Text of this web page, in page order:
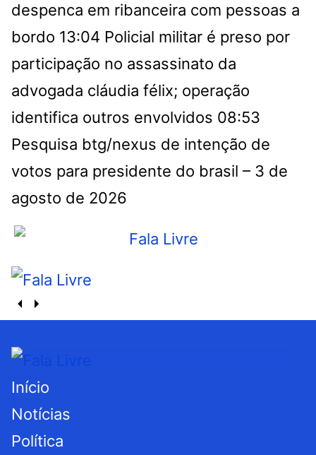
despenca em ribanceira com pessoas a
bordo 13:04 Policial militar é preso por
participação no assassinato da
advogada cláudia félix; operação
identifica outros envolvidos 08:53
Pesquisa btg/nexus de intenção de
votos para presidente do brasil – 3 de
agosto de 2026
Início
Notícias
Política